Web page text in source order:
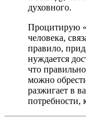
духовного.
Процитирую
человека,
правило,
нуждается
что
можно
разжигает в
потребности,